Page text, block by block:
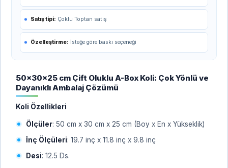
Satış tipi: Çoklu Toptan satış
Özelleştirme: İsteğe göre baskı seçeneği
50x30x25 cm Çift Oluklu A-Box Koli: Çok Yönlü ve
Dayanıklı Ambalaj Çözümü
Koli Özellikleri
Ölçüler: 50 cm x 30 cm x 25 cm (Boy x En x Yükseklik)
İnç Ölçüleri: 19.7 inç x 11.8 inç x 9.8 inç
Desi: 12.5 Ds.